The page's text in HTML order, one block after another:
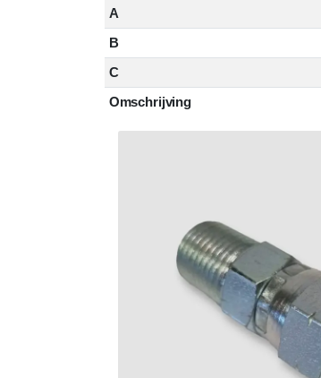
A
B
C
Omschrijving